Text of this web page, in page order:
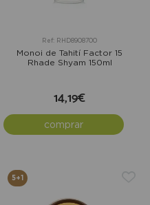
Ref: RHD8908700
Monoi de Tahití Factor 15
Rhade Shyam 150ml
14,19€
comprar
5+1